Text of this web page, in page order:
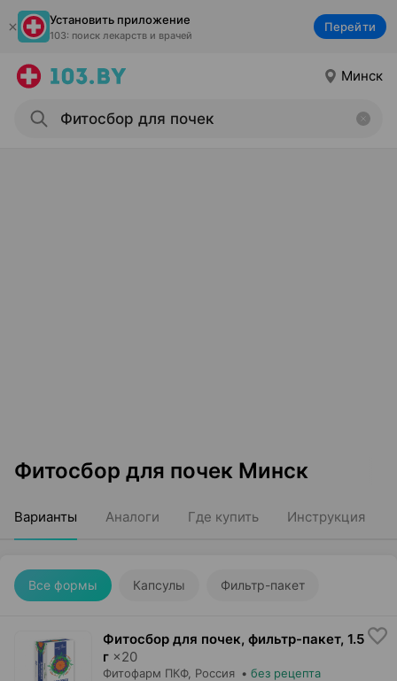
Установить приложение
103: поиск лекарств и врачей
Перейти
Минск
Фитосбор для почек Минск
Варианты Аналоги Где купить Инструкция
Все формы Капсулы Фильтр-пакет
Фитосбор для почек, фильтр-пакет, 1.5
г ×20
Фитофарм ПКФ, Россия • без рецепта